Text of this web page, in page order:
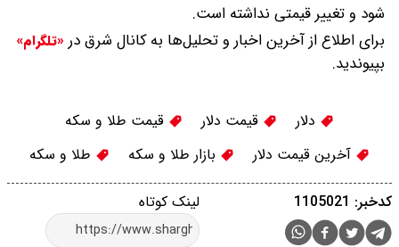
شود و تغییر قیمتی نداشته است.
برای اطلاع از آخرین اخبار و تحلیل‌ها به کانال شرق در «تلگرام»
بپیوندید.
دلار قیمت دلار
قیمت طلا و سکه
آخرین قیمت دلار
بازار طلا و سکه طلا و سکه
لینک کوتاه کدخبر: 1105021